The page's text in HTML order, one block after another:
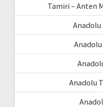
Tamiri – Anten
Anadolu
Anadolu